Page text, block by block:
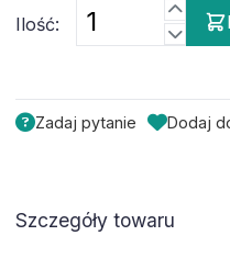
Ilość:
Zadaj pytanie Dodaj
Szczegóły towaru